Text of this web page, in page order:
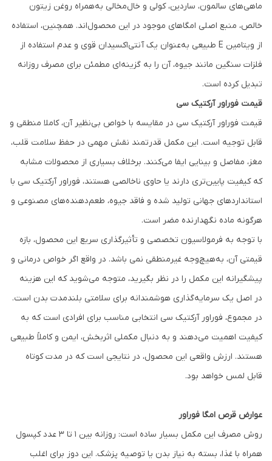
ماهی‌های سالمون، ساردین، کولی و خال‌مخالی به‌همراه روغن زیتون
خالص، منبع اصلی امگاهای موجود در این محصول‌اند. همچنین، استفاده
از ویتامین E طبیعی به‌عنوان یک آنتی‌اکسیدان قوی و عدم استفاده از
فلزات سنگین مانند جیوه، آن را به گزینه‌ای مطمئن برای مصرف روزانه
تبدیل کرده است.
قیمت فوراور آرکتیک سی
قیمت فوراور آرکتیک سی در مقایسه با خواص بی‌نظیر آن، کاملا منطقی و
قابل توجیه است. این مکمل قدرتمند نقش مهمی در حفظ سلامت قلب،
مغز، مفاصل و بینایی ایفا می‌کنند. برخلاف بسیاری از محصولات مشابه
که کیفیت پایین‌تری دارند یا حاوی ناخالصی هستند، فوراور آرکتیک سی با
استانداردهای جهانی تولید شده و فاقد جیوه، طعم‌دهنده‌های مصنوعی و
هرگونه ماده نگهدارنده مضر است.
با توجه به فرمولاسیون تخصصی و تأثیرگذاری سریع این محصول، بازه
قیمتی آن، به‌هیچ‌وجه غیرمنطقی نمی باشد. در واقع اگر خواص درمانی و
پیشگیرانه این مکمل را در نظر بگیرید، متوجه می‌شوید که این هزینه
در اصل یک سرمایه‌گذاری هوشمندانه برای سلامتی بلندمدت بدن است.
در مجموع، فوراور آرکتیک سی انتخابی مناسب برای افرادی‌ است که به
کیفیت اهمیت می‌دهند و به دنبال مکملی اثربخش، ایمن و کاملاً طبیعی
هستند. ارزش واقعی این محصول، در نتایجی است که در مدت کوتاه
قابل لمس خواهد بود.
عوارض قرص امگا فوراور
روش مصرف این مکمل بسیار ساده است: روزانه بین ۱ تا ۳ عدد کپسول
همراه با غذا، بسته به نیاز بدن یا توصیه پزشک. این دوز برای اغلب